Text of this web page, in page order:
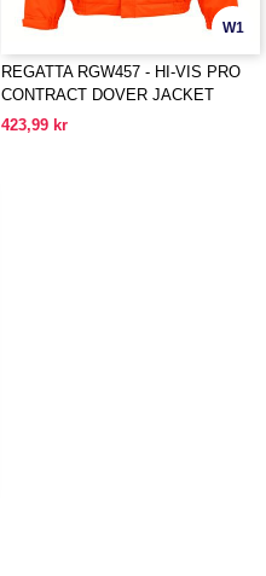
W1
REGATTA RGW457 - HI-VIS PRO
CONTRACT DOVER JACKET
423,99 kr